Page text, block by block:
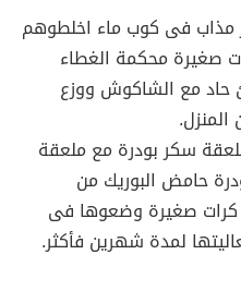
مذاب فى كوب ماء اخلطوهم
صغيرة محكمة الغطاء
مع الشاكوش ووزع
سكر بودرة مع ملعقة
حامض البوريك من
كرات صغيرة وضعوها فى
لمدة شهرين فأكثر.